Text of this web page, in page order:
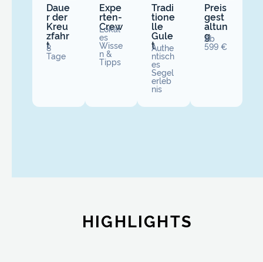
Daue
r der
Kreu
zfahr
t
8
Tage
Expe
rten-
Crew
Lokal
es
Wisse
n &
Tipps
Tradi
tione
lle
Gule
t
Authe
ntisch
es
Segel
erleb
nis
Preis
gest
altun
g
Ab
599 €
HIGHLIGHTS